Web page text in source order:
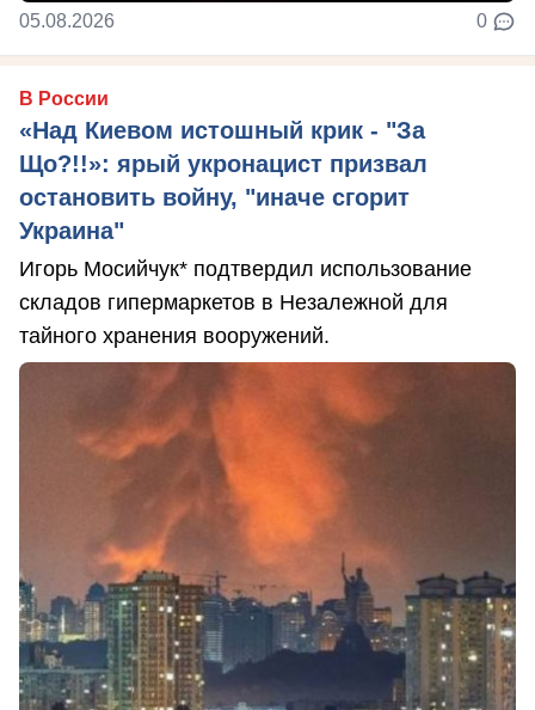
05.08.2026 0
В России
«Над Киевом истошный крик - "За
Що?!!»: ярый укронацист призвал
остановить войну, "иначе сгорит
Украина"
Игорь Мосийчук* подтвердил использование
складов гипермаркетов в Незалежной для
тайного хранения вооружений.